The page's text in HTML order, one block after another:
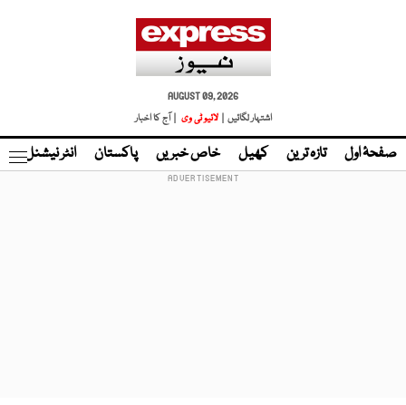
AUGUST 09, 2026
اشتہار لگائیں |
لائیو ٹی وی | آج کا اخبار
صفحۂ اول تازہ ترین کھیل خاص خبریں پاکستان انٹر نیشنل